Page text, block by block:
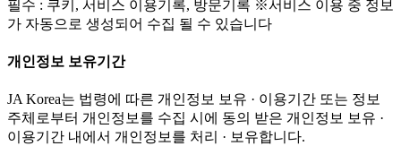
필수 : 쿠키, 서비스 이용기록, 방문기록 ※서비스 이용 중 정보
가 자동으로 생성되어 수집 될 수 있습니다
개인정보 보유기간
JA Korea는 법령에 따른 개인정보 보유 · 이용기간 또는 정보
주체로부터 개인정보를 수집 시에 동의 받은 개인정보 보유 ·
이용기간 내에서 개인정보를 처리 · 보유합니다.